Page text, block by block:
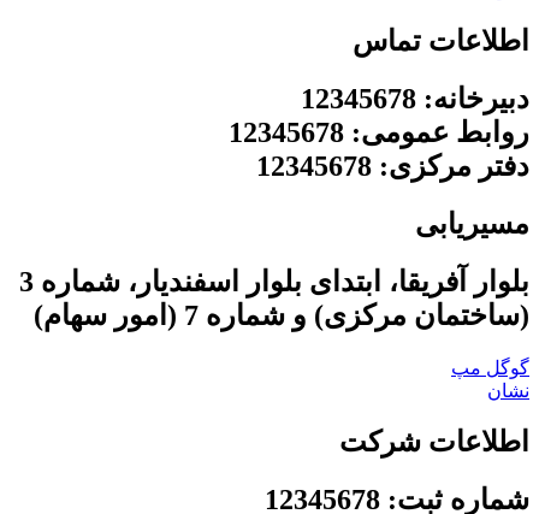
اطلاعات تماس
دبیرخانه: 12345678
روابط عمومی: 12345678
دفتر مرکزی: 12345678
مسیریابی
بلوار آفریقا، ابتدای بلوار اسفندیار، شماره 3
(ساختمان مرکزی) و شماره 7 (امور سهام)
گوگل مپ
نشان
اطلاعات شرکت
شماره ثبت: 12345678